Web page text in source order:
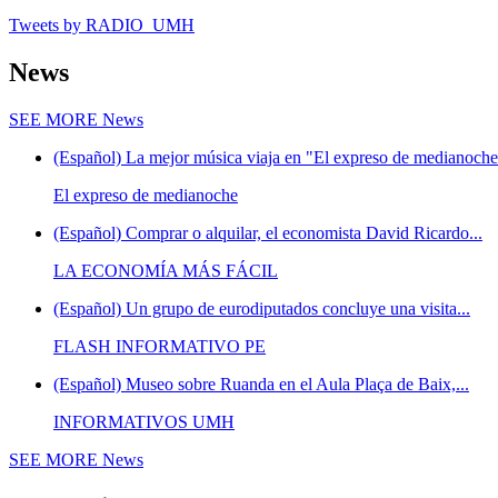
Tweets by RADIO_UMH
News
SEE MORE News
(Español) La mejor música viaja en "El expreso de
El expreso de medianoche
(Español) Comprar o alquilar, el economista David Ricardo...
LA ECONOMÍA MÁS FÁCIL
(Español) Un grupo de eurodiputados concluye una visita...
FLASH INFORMATIVO PE
(Español) Museo sobre Ruanda en el Aula Plaça de Baix,...
INFORMATIVOS UMH
SEE MORE News